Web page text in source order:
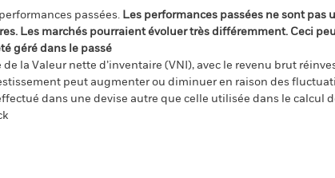
passées. Les performances passées ne sont pas
Les marchés pourraient évoluer très différemment. Ceci
géré dans le passé
la Valeur nette d’inventaire (VNI), avec le revenu brut
peut augmenter ou diminuer en raison des
dans une devise autre que celle utilisée dans le calcul